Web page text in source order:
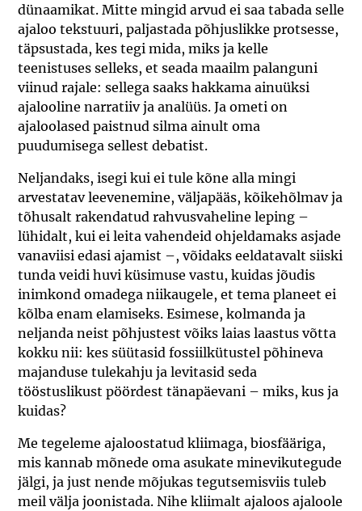
dünaamikat. Mitte mingid arvud ei saa tabada selle
ajaloo tekstuuri, paljastada põhjuslikke protsesse,
täpsustada, kes tegi mida, miks ja kelle
teenistuses selleks, et seada maailm palanguni
viinud rajale: sellega saaks hakkama ainuüksi
ajalooline narratiiv ja analüüs. Ja ometi on
ajaloolased paistnud silma ainult oma
puudumisega sellest debatist.
Neljandaks, isegi kui ei tule kõne alla mingi
arvestatav leevenemine, väljapääs, kõikehõlmav ja
tõhusalt rakendatud rahvusvaheline leping –
lühidalt, kui ei leita vahendeid ohjeldamaks asjade
vanaviisi edasi ajamist –, võidaks eeldatavalt siiski
tunda veidi huvi küsimuse vastu, kuidas jõudis
inimkond omadega niikaugele, et tema planeet ei
kõlba enam elamiseks. Esimese, kolmanda ja
neljanda neist põhjustest võiks laias laastus võtta
kokku nii: kes süütasid fossiilkütustel põhineva
majanduse tulekahju ja levitasid seda
tööstuslikust pöördest tänapäevani – miks, kus ja
kuidas?
Me tegeleme ajaloostatud kliimaga, biosfääriga,
mis kannab mõnede oma asukate minevikutegude
jälgi, ja just nende mõjukas tegutsemisviis tuleb
meil välja joonistada. Nihe kliimalt ajaloos ajaloole